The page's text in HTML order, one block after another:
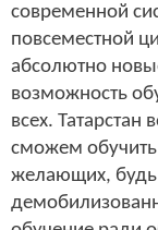
современной
повсеместной
абсолютно
возможность
всех.
сможем
желающих,